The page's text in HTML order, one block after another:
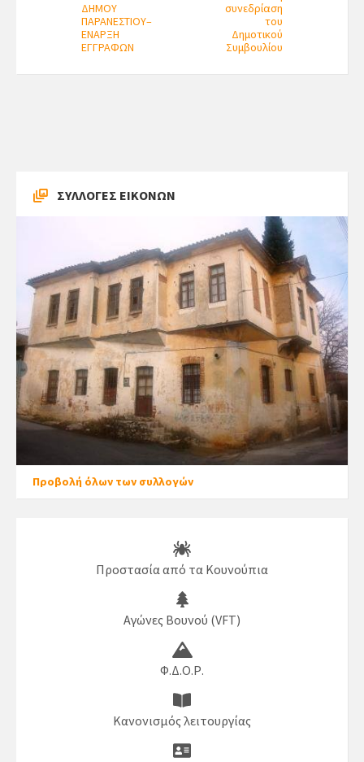
ΔΗΜΟΥ
ΠΑΡΑΝΕΣΤΙΟΥ–
ΕΝΑΡΞΗ
ΕΓΓΡΑΦΩΝ
συνεδρίαση
του
Δημοτικού
Συμβουλίου
ΣΥΛΛΟΓΕΣ ΕΙΚΟΝΩΝ
Προβολή όλων των συλλογών
Προστασία από τα Κουνούπια
Αγώνες Βουνού (VFT)
Φ.Δ.Ο.Ρ.
Κανονισμός λειτουργίας